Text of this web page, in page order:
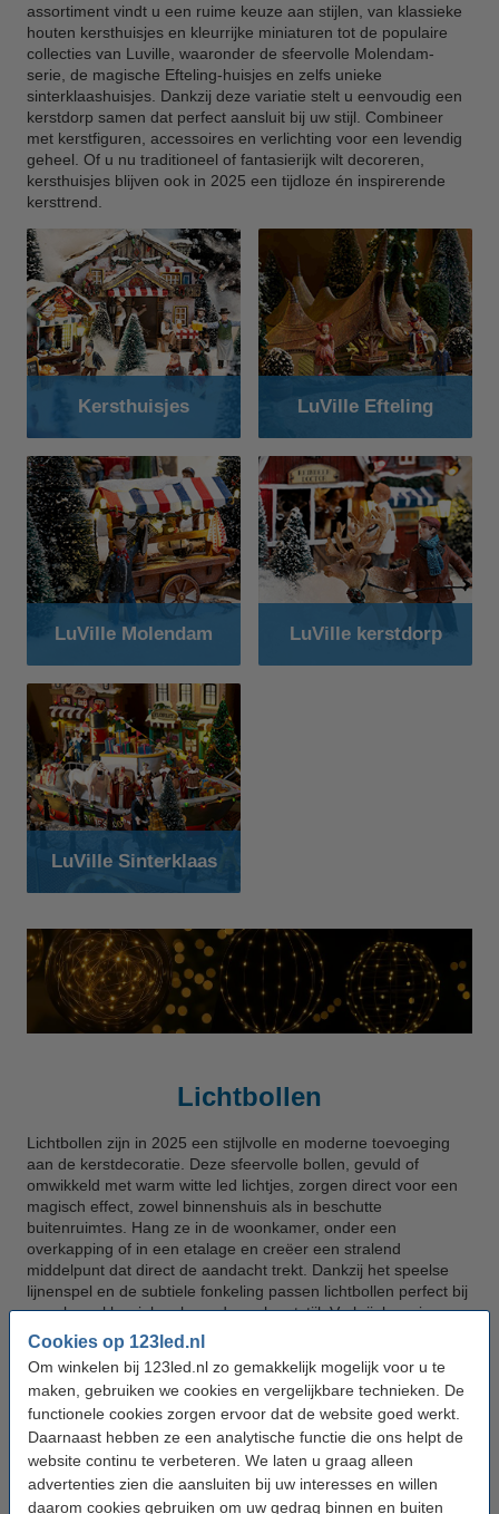
Cookies op 123led.nl
Om winkelen bij 123led.nl zo gemakkelijk mogelijk voor u te
maken, gebruiken we cookies en vergelijkbare technieken. De
functionele cookies zorgen ervoor dat de website goed werkt.
Daarnaast hebben ze een analytische functie die ons helpt de
website continu te verbeteren. We laten u graag alleen
advertenties zien die aansluiten bij uw interesses en willen
daarom cookies gebruiken om uw gedrag binnen en buiten
assortiment vindt u een ruime keuze aan stijlen, van klassieke
houten kersthuisjes en kleurrijke miniaturen tot de populaire
collecties van Luville, waaronder de sfeervolle Molendam-
serie, de magische Efteling-huisjes en zelfs unieke
sinterklaashuisjes. Dankzij deze variatie stelt u eenvoudig een
kerstdorp samen dat perfect aansluit bij uw stijl. Combineer
met kerstfiguren, accessoires en verlichting voor een levendig
geheel. Of u nu traditioneel of fantasierijk wilt decoreren,
kersthuisjes blijven ook in 2025 een tijdloze én inspirerende
kersttrend.
Kersthuisjes LuVille Efteling
LuVille Molendam LuVille kerstdorp
LuVille Sinterklaas
Lichtbollen
Lichtbollen zijn in 2025 een stijlvolle en moderne toevoeging
aan de kerstdecoratie. Deze sfeervolle bollen, gevuld of
omwikkeld met warm witte led lichtjes, zorgen direct voor een
magisch effect, zowel binnenshuis als in beschutte
buitenruimtes. Hang ze in de woonkamer, onder een
overkapping of in een etalage en creëer een stralend
middelpunt dat direct de aandacht trekt. Dankzij het speelse
lijnenspel en de subtiele fonkeling passen lichtbollen perfect bij
zowel een klassieke als moderne kerststijl. Verkrijgbaar in
diverse ontwerpen, van strak metalen frames tot glazen
varianten met fonkelende microverlichting, is er voor elke
smaak en toepassing een passend model. Een echte
eyecatcher voor wie in 2025 op zoek is naar originele
kerstverlichting met impact.